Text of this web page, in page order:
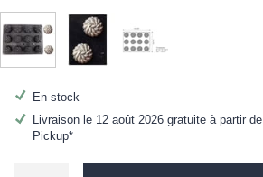
En stock
Livraison le 12 août 2026 gratuite à partir de
Pickup*